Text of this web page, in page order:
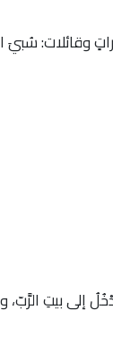
وقائلات:
إلى بيتِ